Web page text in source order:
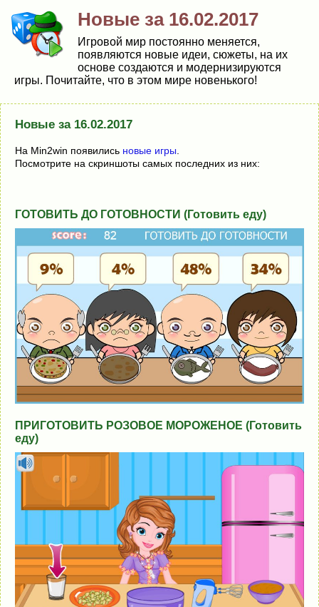
Новые за 16.02.2017
Игровой мир постоянно меняется,
появляются новые идеи, сюжеты, на их
основе создаются и модернизируются
игры. Почитайте, что в этом мире новенького!
Новые за 16.02.2017
На Min2win появились новые игры
Посмотрите на скриншоты самых последних из них:
ГОТОВИТЬ ДО ГОТОВНОСТИ (Готовить еду)
ПРИГОТОВИТЬ РОЗОВОЕ МОРОЖЕНОЕ (Готовить
еду)